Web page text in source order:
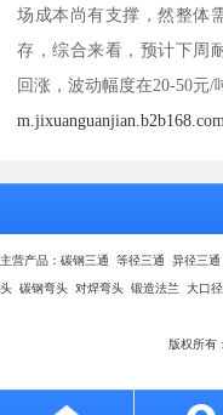
场成本尚有支撑，然整体
存，综合来看，预计下周
回涨，波动幅度在20-50元/
主营产品：碳钢三通 等径三通 异径三
头 碳钢弯头 对焊弯头 锻造法兰 大口
版权所有